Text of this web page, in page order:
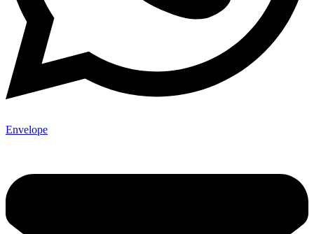
Envelope